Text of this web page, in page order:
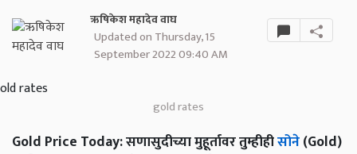
ऋषिकेश महादेव वाघ
Updated on Thursday, 15
September 2022 09:40 AM
gold rates
Gold Price Today: सणासुदीच्या मुहूर्तावर तुम्हीहीसोने(Gold)